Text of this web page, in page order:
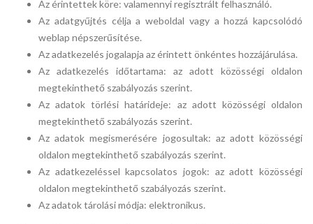
Az érintettek köre: valamennyi regisztrált felhasználó.
Az adatgyűjtés célja a weboldal vagy a hozzá kapcsolódó
weblap népszerűsítése.
Az adatkezelés jogalapja az érintett önkéntes hozzájárulása.
Az adatkezelés időtartama: az adott közösségi oldalon
megtekinthető szabályozás szerint.
Az adatok törlési határideje: az adott közösségi oldalon
megtekinthető szabályozás szerint.
Az adatok megismerésére jogosultak: az adott közösségi
oldalon megtekinthető szabályozás szerint.
Az adatkezeléssel kapcsolatos jogok: az adott közösségi
oldalon megtekinthető szabályozás szerint.
Az adatok tárolási módja: elektronikus.